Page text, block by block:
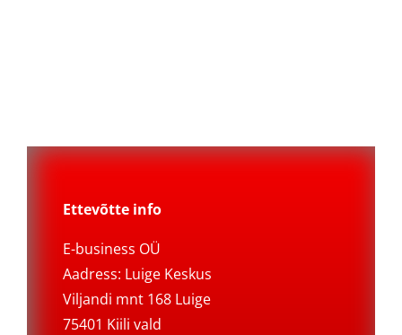
Ettevõtte info
E-business OÜ
Aadress: Luige Keskus
Viljandi mnt 168 Luige
75401 Kiili vald